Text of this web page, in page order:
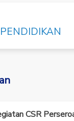
PENDIDIKAN
CSR